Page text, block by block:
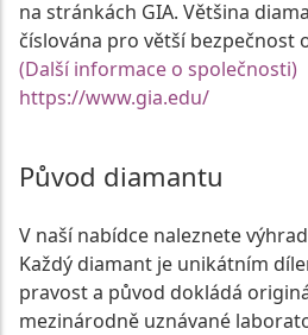
na stránkách GIA. Většina
číslována pro větší bezpečnost
(Další informace o společnosti)
https://www.gia.edu/
Původ diamantu
V naší nabídce naleznete
Každý diamant je unikátním
pravost a původ dokládá
mezinárodně uznávané